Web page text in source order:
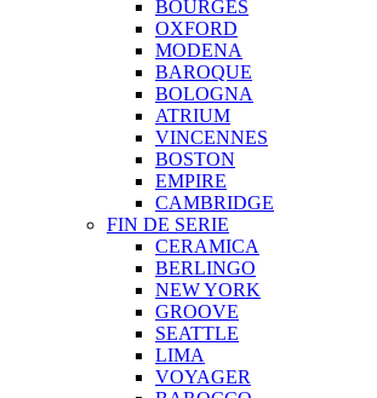
BOURGES
OXFORD
MODENA
BAROQUE
BOLOGNA
ATRIUM
VINCENNES
BOSTON
EMPIRE
CAMBRIDGE
FIN DE SERIE
CERAMICA
BERLINGO
NEW YORK
GROOVE
SEATTLE
LIMA
VOYAGER